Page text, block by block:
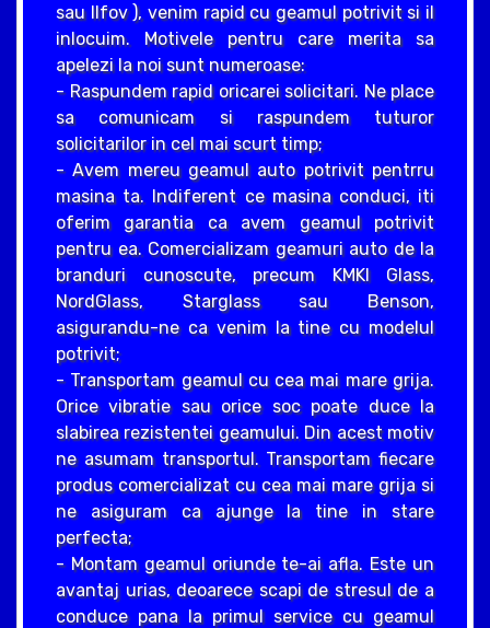
sau Ilfov ), venim rapid cu geamul potrivit si il
inlocuim. Motivele pentru care merita sa
apelezi la noi sunt numeroase:
- Raspundem rapid oricarei solicitari. Ne place
sa comunicam si raspundem tuturor
solicitarilor in cel mai scurt timp;
- Avem mereu geamul auto potrivit pentrru
masina ta. Indiferent ce masina conduci, iti
oferim garantia ca avem geamul potrivit
pentru ea. Comercializam geamuri auto de la
branduri cunoscute, precum KMKI Glass,
NordGlass, Starglass sau Benson,
asigurandu-ne ca venim la tine cu modelul
potrivit;
- Transportam geamul cu cea mai mare grija.
Orice vibratie sau orice soc poate duce la
slabirea rezistentei geamului. Din acest motiv
ne asumam transportul. Transportam fiecare
produs comercializat cu cea mai mare grija si
ne asiguram ca ajunge la tine in stare
perfecta;
- Montam geamul oriunde te-ai afla. Este un
avantaj urias, deoarece scapi de stresul de a
conduce pana la primul service cu geamul